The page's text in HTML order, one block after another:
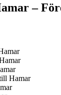
–
Hamar